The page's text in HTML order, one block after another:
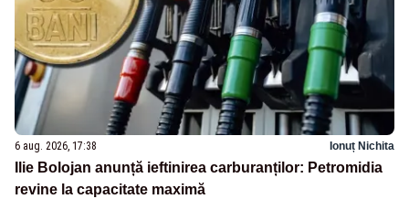
6 aug. 2026, 17:38 Ionuț Nichita
Ilie Bolojan anunță ieftinirea carburanților: Petromidia
revine la capacitate maximă